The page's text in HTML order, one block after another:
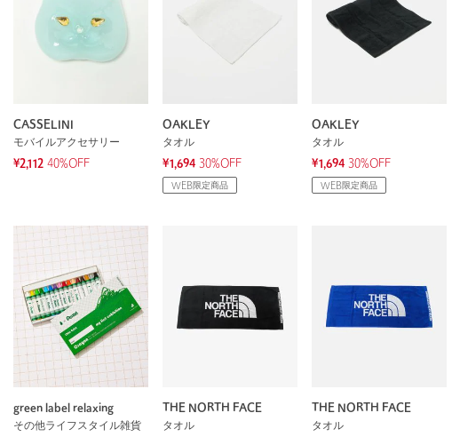
CASSELINI
モバイルアクセサリー
¥2,112 40%OFF
OAKLEY
タオル
¥1,694 30%OFF
WEB限定商品
OAKLEY
タオル
¥1,694 30%OFF
WEB限定商品
green label relaxing
その他ライフスタイル雑貨
THE NORTH FACE
タオル
THE NORTH FACE
タオル